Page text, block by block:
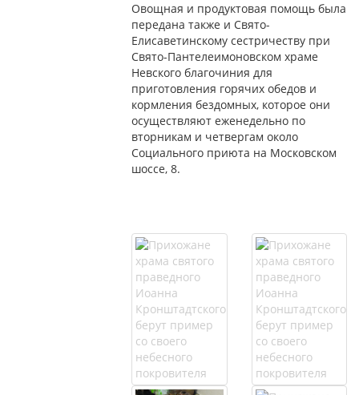
Овощная и продуктовая помощь была
передана также и Свято-
Елисаветинскому сестричеству при
Свято-Пантелеимоновском храме
Невского благочиния для
приготовления горячих обедов и
кормления бездомных, которое они
осуществляют еженедельно по
вторникам и четвергам около
Социального приюта на Московском
шоссе, 8.